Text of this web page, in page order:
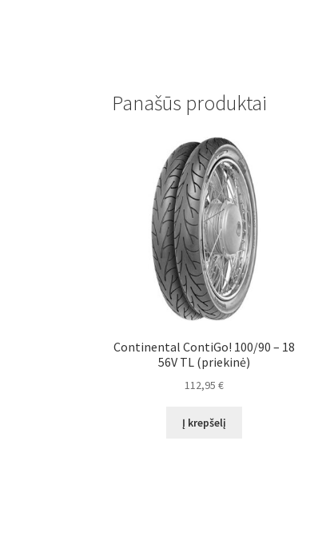
Panašūs produktai
Continental ContiGo! 100/90 – 18
56V TL (priekinė)
112,95€
Į krepšelį